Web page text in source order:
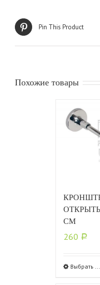
Pin This Product
Похожие товары
СМ
260 Р
Выбрать ...